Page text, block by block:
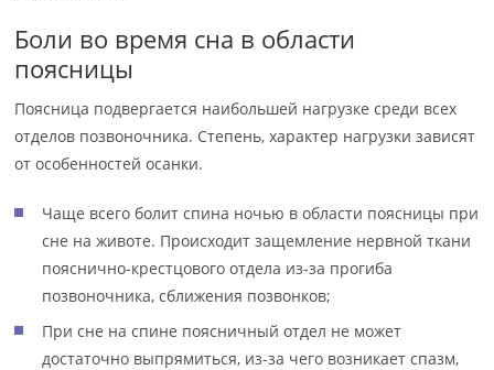
Боли во время сна в области
поясницы
Поясница подвергается наибольшей нагрузке среди всех
отделов позвоночника. Степень, характер нагрузки зависят
от особенностей осанки.
Чаще всего болит спина ночью в области поясницы при
сне на животе. Происходит защемление нервной ткани
пояснично-крестцового отдела из-за прогиба
позвоночника, сближения позвонков;
При сне на спине поясничный отдел не может
достаточно выпрямиться, из-за чего возникает спазм,